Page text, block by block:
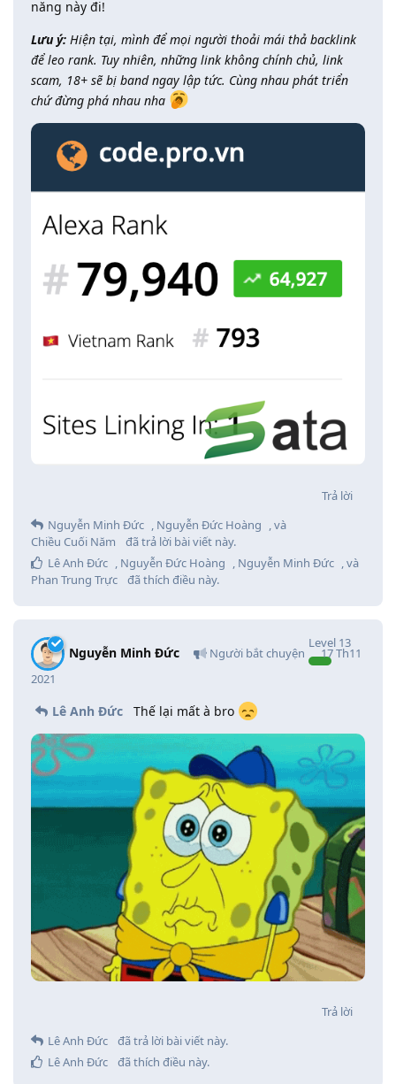
năng này đi!
Lưu ý: Hiện tại, mình để mọi người thoải mái thả backlink
để leo rank. Tuy nhiên, những link không chính chủ, link
scam, 18+ sẽ bị band ngay lập tức. Cùng nhau phát triển
chứ đừng phá nhau nha
Trả lời
Nguyễn Minh Đức , Nguyễn Đức Hoàng , và
Chiều Cuối Năm
đã trả lời bài viết này.
Lê Anh Đức , Nguyễn Đức Hoàng , Nguyễn Minh Đức , và
Phan Trung Trực
đã thích điều này.
Nguyễn Minh Đức Người bắt chuyện
Level 13
17 Th11
2021
Lê Anh Đức Thế lại mất à bro
Trả lời
Lê Anh Đức
đã trả lời bài viết này.
Lê Anh Đức
đã thích điều này.